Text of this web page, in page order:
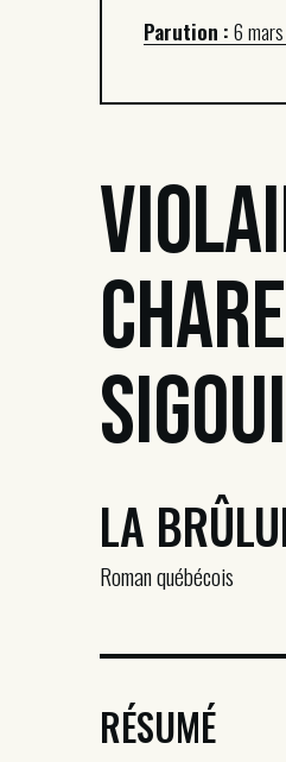
Parution :6
LA
Roman québécois
RÉSUMÉ